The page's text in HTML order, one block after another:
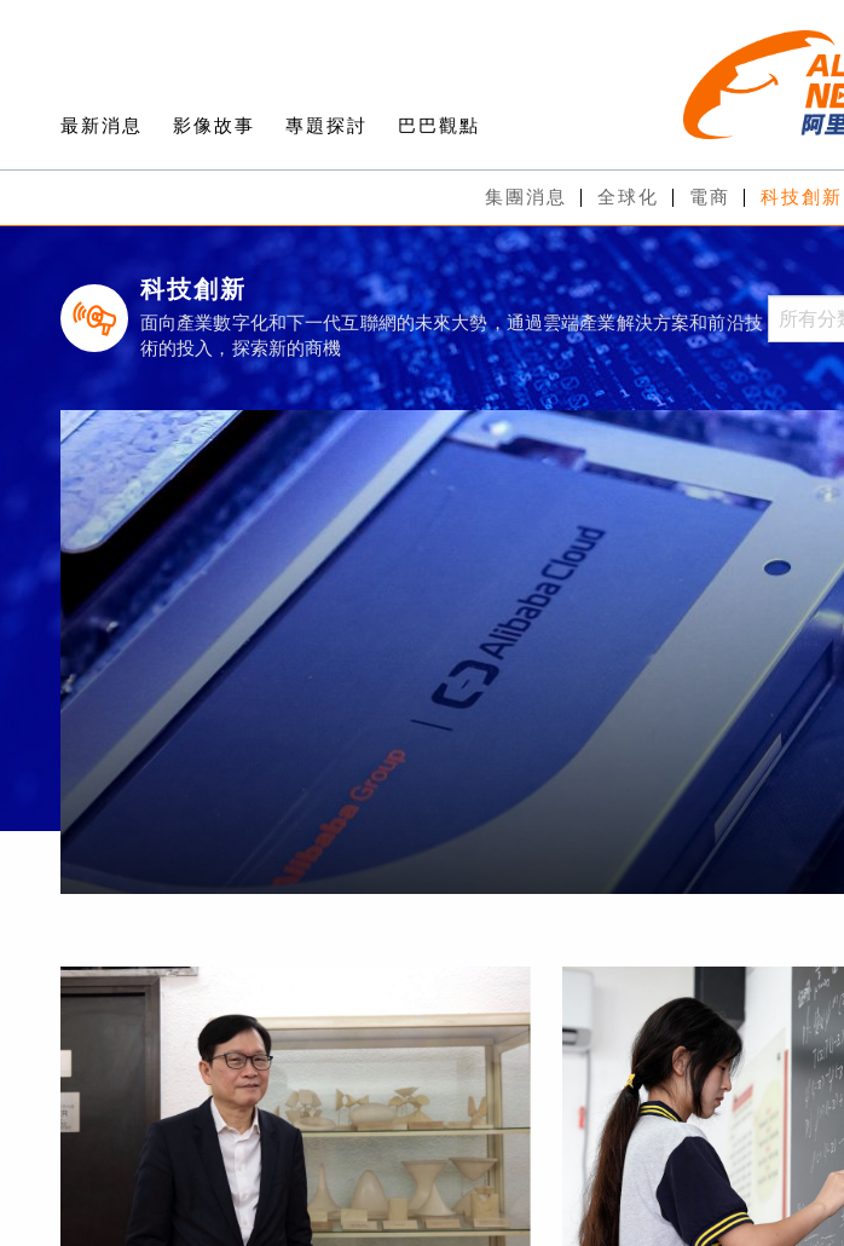
最新消息 影像故事 專題探討 巴巴觀點
集團消息 全球化 電商 科技創新
科技創新
面向產業數字化和下一代互聯網的未來大勢，通過雲端產業解決方案和前沿技
術的投入，探索新的商機